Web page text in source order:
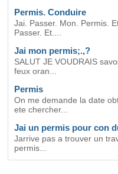
Permis. Conduire
Jai. Passer. Mon. Permis.
Passer. Et....
Jai mon permis;.,?
SALUT JE VOUDRAIS
feux oran...
Permis
On me demande la date
ete chercher...
Jai un permis pour con
Jarrive pas a trouver un
permis...